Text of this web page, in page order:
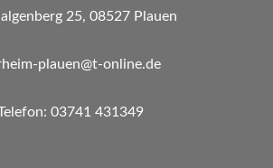
25, 08527 Plauen
plauen@t-online.de
03741 431349